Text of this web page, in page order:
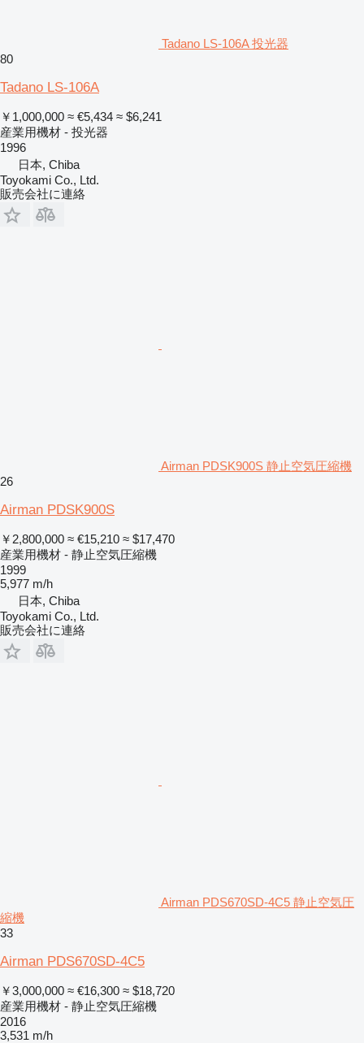
Tadano LS-106A 投光器
80
Tadano LS-106A
￥1,000,000 ≈ €5,434 ≈ $6,241
産業用機材 - 投光器
1996
日本, Chiba
Toyokami Co., Ltd.
販売会社に連絡
Airman PDSK900S 静止空気圧縮機
26
Airman PDSK900S
￥2,800,000 ≈ €15,210 ≈ $17,470
産業用機材 - 静止空気圧縮機
1999
5,977 m/h
日本, Chiba
Toyokami Co., Ltd.
販売会社に連絡
Airman PDS670SD-4C5 静止空気圧
縮機
33
Airman PDS670SD-4C5
￥3,000,000 ≈ €16,300 ≈ $18,720
産業用機材 - 静止空気圧縮機
2016
3,531 m/h